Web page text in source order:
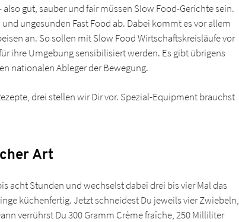
gut, sauber und fair müssen Slow Food-Gerichte sein.
ungesunden Fast Food ab. Dabei kommt es vor allem
an. So sollen mit Slow Food Wirtschaftskreisläufe vor
ihre Umgebung sensibilisiert werden. Es gibt übrigens
nationalen Ableger der Bewegung.
drei stellen wir Dir vor. Spezial-Equipment brauchst
Art
acht Stunden und wechselst dabei drei bis vier Mal das
küchenfertig. Jetzt schneidest Du jeweils vier Zwiebeln,
verrührst Du 300 Gramm Crème fraîche, 250 Milliliter